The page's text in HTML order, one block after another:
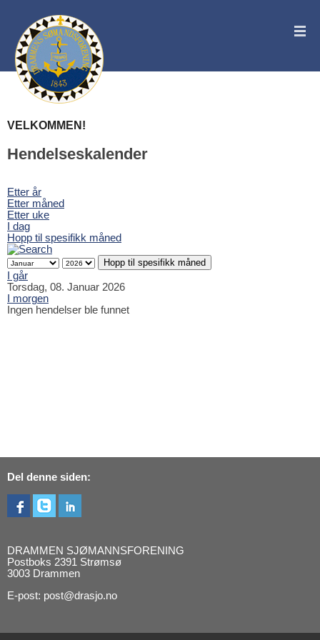
VELKOMMEN!
Hendelseskalender
Etter år
Etter måned
Etter uke
I dag
Hopp til spesifikk måned
Hopp til spesifikk måned
I går
Torsdag, 08. Januar 2026
I morgen
Ingen hendelser ble funnet
Del denne siden:
DRAMMEN SJØMANNSFORENING
Postboks 2391 Strømsø
3003 Drammen
E-post: post@drasjo.no